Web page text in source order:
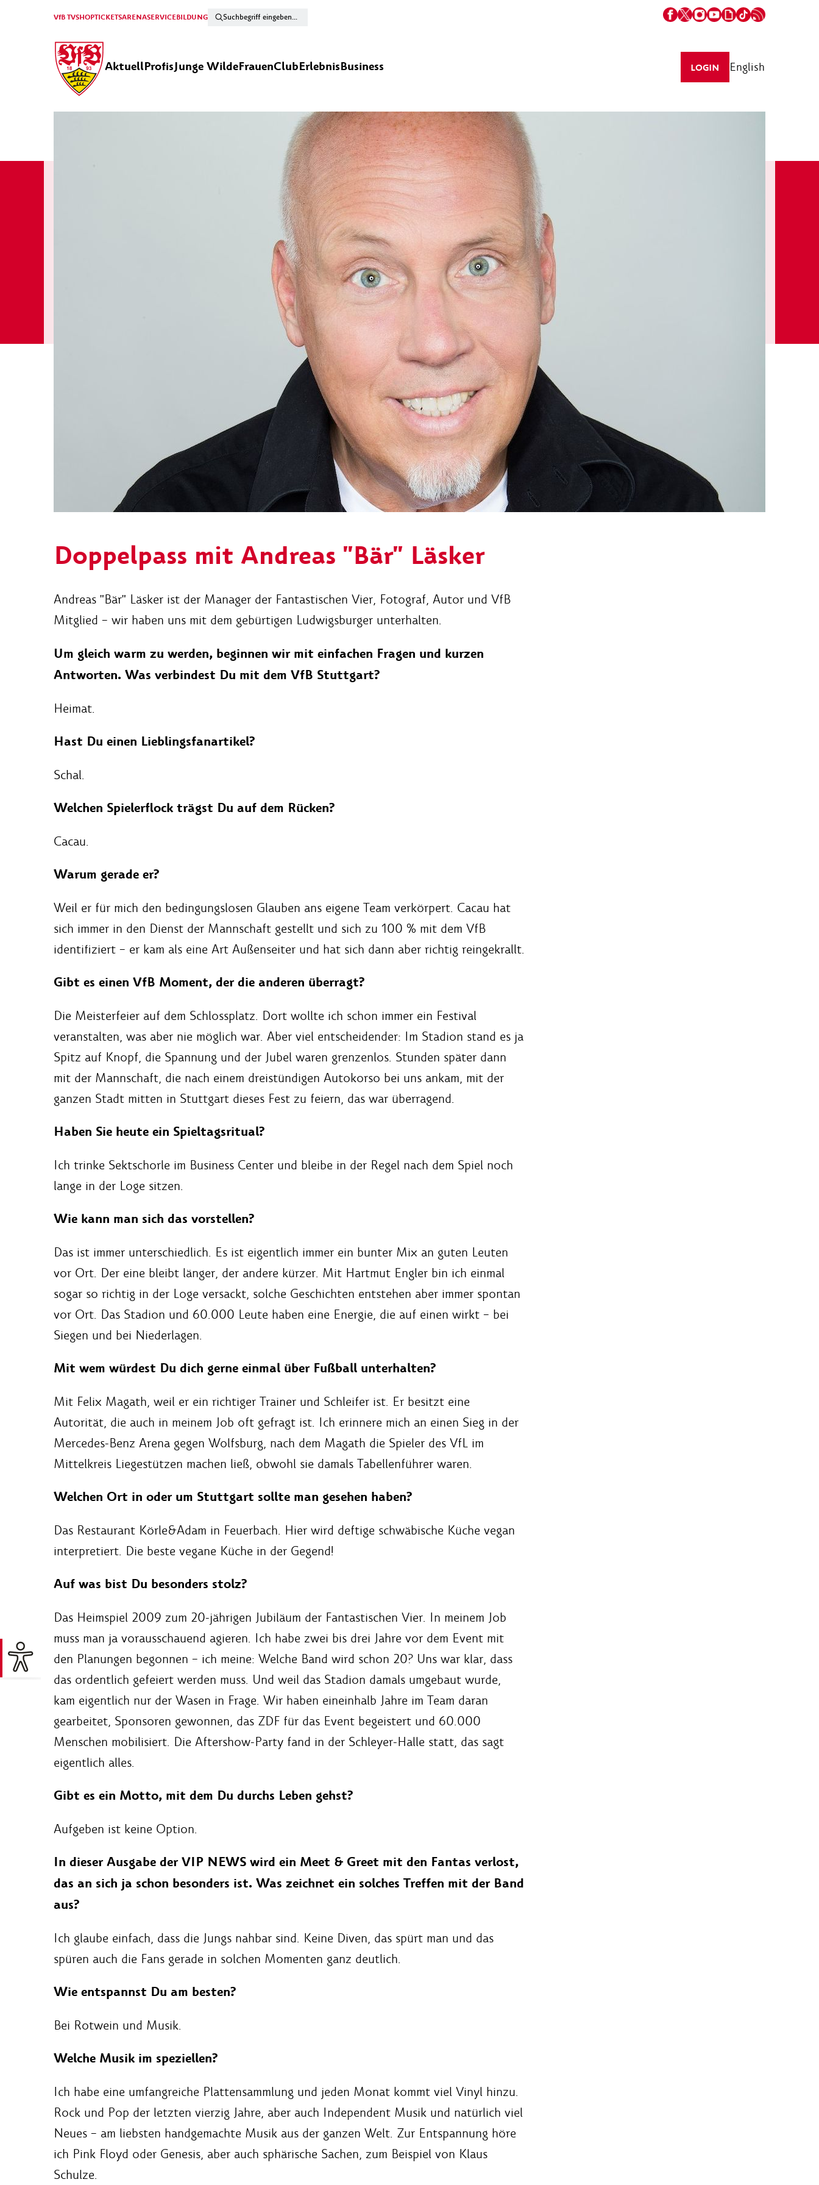
VfB TVSHOPTICKETSARENASERVICEBILDUNG
AktuellProfisJunge WildeFrauenClubErlebnisBusiness LOGIN English
Doppelpass mit Andreas "Bär" Läsker
Andreas "Bär" Läsker ist der Manager der Fantastischen Vier, Fotograf, Autor und VfB
Mitglied – wir haben uns mit dem gebürtigen Ludwigsburger unterhalten.
Um gleich warm zu werden, beginnen wir mit einfachen Fragen und kurzen
Antworten. Was verbindest Du mit dem VfB Stuttgart?
Heimat.
Hast Du einen Lieblingsfanartikel?
Schal.
Welchen Spielerflock trägst Du auf dem Rücken?
Cacau.
Warum gerade er?
Weil er für mich den bedingungslosen Glauben ans eigene Team verkörpert. Cacau hat
sich immer in den Dienst der Mannschaft gestellt und sich zu 100 % mit dem VfB
identifiziert – er kam als eine Art Außenseiter und hat sich dann aber richtig reingekrallt.
Gibt es einen VfB Moment, der die anderen überragt?
Die Meisterfeier auf dem Schlossplatz. Dort wollte ich schon immer ein Festival
veranstalten, was aber nie möglich war. Aber viel entscheidender: Im Stadion stand es ja
Spitz auf Knopf, die Spannung und der Jubel waren grenzenlos. Stunden später dann
mit der Mannschaft, die nach einem dreistündigen Autokorso bei uns ankam, mit der
ganzen Stadt mitten in Stuttgart dieses Fest zu feiern, das war überragend.
Haben Sie heute ein Spieltagsritual?
Ich trinke Sektschorle im Business Center und bleibe in der Regel nach dem Spiel noch
lange in der Loge sitzen.
Wie kann man sich das vorstellen?
Das ist immer unterschiedlich. Es ist eigentlich immer ein bunter Mix an guten Leuten
vor Ort. Der eine bleibt länger, der andere kürzer. Mit Hartmut Engler bin ich einmal
sogar so richtig in der Loge versackt, solche Geschichten entstehen aber immer spontan
vor Ort. Das Stadion und 60.000 Leute haben eine Energie, die auf einen wirkt – bei
Siegen und bei Niederlagen.
Mit wem würdest Du dich gerne einmal über Fußball unterhalten?
Mit Felix Magath, weil er ein richtiger Trainer und Schleifer ist. Er besitzt eine
Autorität, die auch in meinem Job oft gefragt ist. Ich erinnere mich an einen Sieg in der
Mercedes-Benz Arena gegen Wolfsburg, nach dem Magath die Spieler des VfL im
Mittelkreis Liegestützen machen ließ, obwohl sie damals Tabellenführer waren.
Welchen Ort in oder um Stuttgart sollte man gesehen haben?
Das Restaurant Körle&Adam in Feuerbach. Hier wird deftige schwäbische Küche vegan
interpretiert. Die beste vegane Küche in der Gegend!
Auf was bist Du besonders stolz?
Das Heimspiel 2009 zum 20-jährigen Jubiläum der Fantastischen Vier. In meinem Job
muss man ja vorausschauend agieren. Ich habe zwei bis drei Jahre vor dem Event mit
den Planungen begonnen – ich meine: Welche Band wird schon 20? Uns war klar, dass
das ordentlich gefeiert werden muss. Und weil das Stadion damals umgebaut wurde,
kam eigentlich nur der Wasen in Frage. Wir haben eineinhalb Jahre im Team daran
gearbeitet, Sponsoren gewonnen, das ZDF für das Event begeistert und 60.000
Menschen mobilisiert. Die Aftershow-Party fand in der Schleyer-Halle statt, das sagt
eigentlich alles.
Gibt es ein Motto, mit dem Du durchs Leben gehst?
Aufgeben ist keine Option.
In dieser Ausgabe der VIP NEWS wird ein Meet & Greet mit den Fantas verlost,
das an sich ja schon besonders ist. Was zeichnet ein solches Treffen mit der Band
aus?
Ich glaube einfach, dass die Jungs nahbar sind. Keine Diven, das spürt man und das
spüren auch die Fans gerade in solchen Momenten ganz deutlich.
Wie entspannst Du am besten?
Bei Rotwein und Musik.
Welche Musik im speziellen?
Ich habe eine umfangreiche Plattensammlung und jeden Monat kommt viel Vinyl hinzu.
Rock und Pop der letzten vierzig Jahre, aber auch Independent Musik und natürlich viel
Neues – am liebsten handgemachte Musik aus der ganzen Welt. Zur Entspannung höre
ich Pink Floyd oder Genesis, aber auch sphärische Sachen, zum Beispiel von Klaus
Schulze.